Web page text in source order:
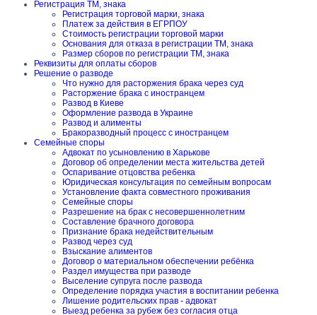
Регистрация ТМ, знака
Регистрация торговой марки, знака
Платеж за действия в ЕГРПОУ
Стоимость регистрации торговой марки
Основания для отказа в регистрации ТМ, знака
Размер сборов по регистрации ТМ, знака
Реквизиты для оплаты сборов
Решение о разводе
Что нужно для расторжения брака через суд
Расторжение брака с иностранцем
Развод в Киеве
Оформление развода в Украине
Развод и алименты
Бракоразводный процесс с иностранцем
Семейные споры
Адвокат по усыновлению в Харькове
Договор об определении места жительства детей
Оспаривание отцовства ребенка
Юридическая консультация по семейным вопросам
Установление факта совместного проживания
Семейные споры
Разрешение на брак с несовершеннолетним
Составление брачного договора
Признание брака недействительным
Развод через суд
Взыскание алиментов
Договор о материальном обеспечении ребёнка
Раздел имущества при разводе
Выселение супруга после развода
Определение порядка участия в воспитании ребенка
Лишение родительских прав - адвокат
Выезд ребенка за рубеж без согласия отца